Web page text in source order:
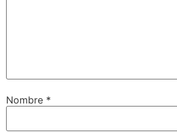
Nombre *